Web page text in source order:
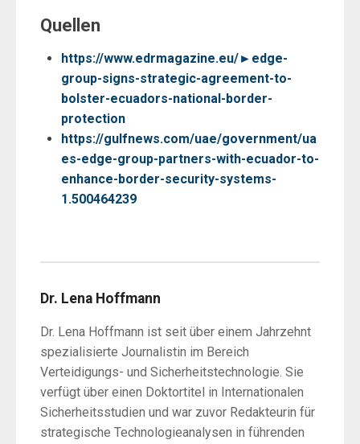
Quellen
https://www.edrmagazine.eu/►edge-
group-signs-strategic-agreement-to-
bolster-ecuadors-national-border-
protection
https://gulfnews.com/uae/government/ua
es-edge-group-partners-with-ecuador-to-
enhance-border-security-systems-
1.500464239
Dr. Lena Hoffmann
Dr. Lena Hoffmann ist seit über einem Jahrzehnt
spezialisierte Journalistin im Bereich
Verteidigungs- und Sicherheitstechnologie. Sie
verfügt über einen Doktortitel in Internationalen
Sicherheitsstudien und war zuvor Redakteurin für
strategische Technologieanalysen in führenden